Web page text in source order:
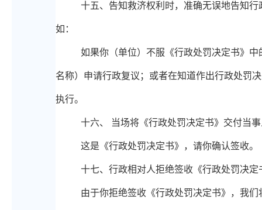
十五、 告知救济权利时，准确无误地告知
如：
如果你（单位）不服《行政处罚决定书》
名称）申请行政复议；或者在知道作出行政处罚
执行。
十六、 当场将《行政处罚决定书》交付当
这是《行政处罚决定书》，请你确认签收。
十七、 行政相对人拒绝签收《行政处罚决
由于你拒绝签收《行政处罚决定书》，我